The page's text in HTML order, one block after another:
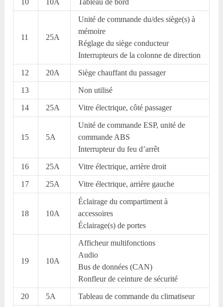
10 10A Tableau de bord
11 25A
Unité de commande du/des siège(s) à
mémoire
Réglage du siège conducteur
Interrupteurs de la colonne de direction
12 20A Siège chauffant du passager
13 Non utilisé
14 25A Vitre électrique, côté passager
15 5A
Unité de commande ESP, unité de
commande ABS
Interrupteur du feu d’arrêt
16 25A Vitre électrique, arrière droit
17 25A Vitre électrique, arrière gauche
18 10A
Éclairage du compartiment à
accessoires
Éclairage(s) de portes
19 10A
Afficheur multifonctions
Audio
Bus de données (CAN)
Ronfleur de ceinture de sécurité
20 5A Tableau de commande du climatiseur